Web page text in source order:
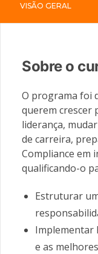
VISÃO GERAL
Sobre o
O programa foi
querem crescer
liderança,
de carreira,
Compliance em
qualificando-o
Estruturar
Implementar
e as